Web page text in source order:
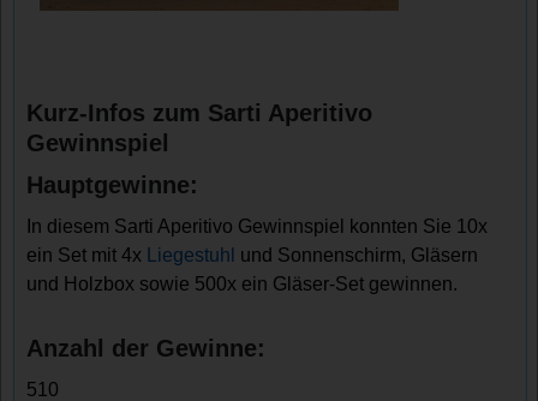
Kurz-Infos zum Sarti Aperitivo
Gewinnspiel
Hauptgewinne:
In diesem Sarti Aperitivo Gewinnspiel konnten Sie 10x
ein Set mit 4x
Liegestuhl und Sonnenschirm, Gläsern
und Holzbox sowie 500x ein Gläser-Set gewinnen.
Anzahl der Gewinne:
510